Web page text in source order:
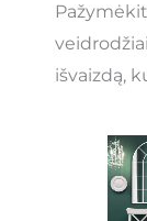
išvaizdą,